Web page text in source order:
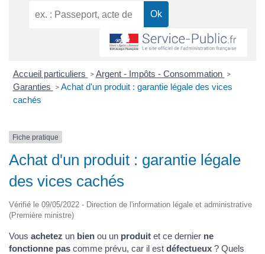
Accueil particuliers > Argent - Impôts - Consommation >
Garanties > Achat d'un produit : garantie légale des vices
cachés
Fiche pratique
Achat d'un produit : garantie légale
des vices cachés
Vérifié le 09/05/2022 - Direction de l'information légale et administrative
(Première ministre)
Vous achetez un bien ou un produit et ce dernier ne
fonctionne pas comme prévu, car il est défectueux ? Quels